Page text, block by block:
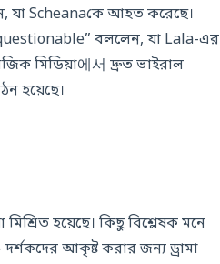
যা Scheanaকে আহত করেছে।
বললেন, যা Lala-এর
মিডিয়া에서 দ্রুত ভাইরাল
হয়েছে।
হয়েছে। কিছু বিশ্লেষক মনে
আকৃষ্ট করার জন্য ড্রামা